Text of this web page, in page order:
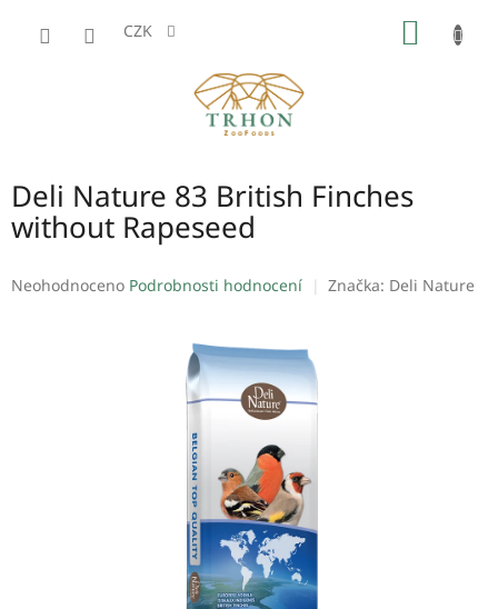
CZK
Deli Nature 83 British Finches
without Rapeseed
Průměrné
Neohodnoceno Podrobnosti hodnocení Značka: Deli Nature